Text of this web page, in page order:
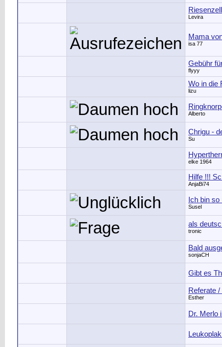
Levira
Mama
isa 77
Gebühr
flyyy
Wo in die
lizu
Alberto
Chrigu -
Su
elke 1964
Hilfe !!!
AnjaBi74
Ich bin
Susel
als
tronic
Bald
sonjaCH
Gibt es
Referate
Esther
Dr. Merlo